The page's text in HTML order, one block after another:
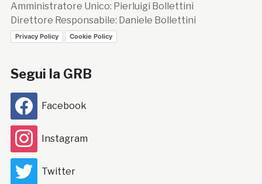
Amministratore Unico: Pierluigi Bollettini
Direttore Responsabile: Daniele Bollettini
Privacy Policy Cookie Policy
Segui la GRB
Facebook
Instagram
Twitter